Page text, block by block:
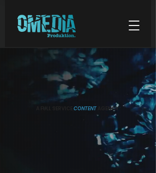
A FULL SERVICE CONTENT AGENCY